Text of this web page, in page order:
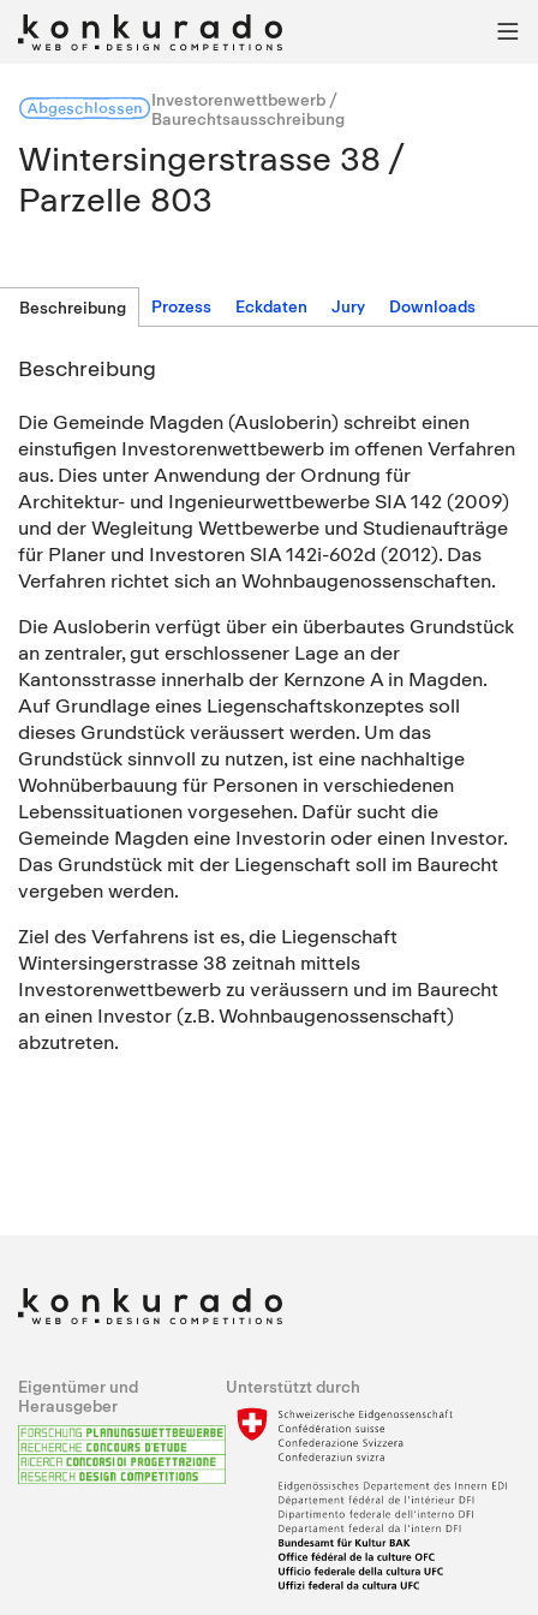

AbgeschlossenInvestorenwettbewerb /
Baurechtsausschreibung
Wintersingerstrasse 38 /
Parzelle 803
Beschreibung Prozess Eckdaten Jury Downloads
Beschreibung
Die Gemeinde Magden (Ausloberin) schreibt einen
einstufigen Investorenwettbewerb im offenen Verfahren
aus. Dies unter Anwendung der Ordnung für
Architektur- und Ingenieurwettbewerbe SIA 142 (2009)
und der Wegleitung Wettbewerbe und Studienaufträge
für Planer und Investoren SIA 142i-602d (2012). Das
Verfahren richtet sich an Wohnbaugenossenschaften.
Die Ausloberin verfügt über ein überbautes Grundstück
an zentraler, gut erschlossener Lage an der
Kantonsstrasse innerhalb der Kernzone A in Magden.
Auf Grundlage eines Liegenschaftskonzeptes soll
dieses Grundstück veräussert werden. Um das
Grundstück sinnvoll zu nutzen, ist eine nachhaltige
Wohnüberbauung für Personen in verschiedenen
Lebenssituationen vorgesehen. Dafür sucht die
Gemeinde Magden eine Investorin oder einen Investor.
Das Grundstück mit der Liegenschaft soll im Baurecht
vergeben werden.
Ziel des Verfahrens ist es, die Liegenschaft
Wintersingerstrasse 38 zeitnah mittels
Investorenwettbewerb zu veräussern und im Baurecht
an einen Investor (z.B. Wohnbaugenossenschaft)
abzutreten.
Eigentümer und
Herausgeber
Unterstützt durch